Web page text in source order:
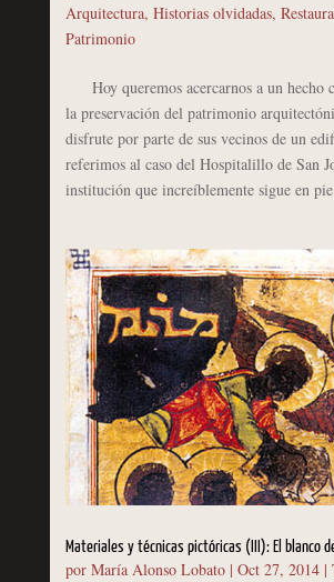
Arquitectura, Historias olvidadas,
Patrimonio
Hoy queremos acercarnos a un hecho
la preservación del patrimonio
disfrute por parte de sus vecinos de un
referimos al caso del Hospitalillo de San
institución que increíblemente sigue en
Materiales y técnicas pictóricas (III): El blanco
por María Alonso Lobato| Oct 27, 2014|